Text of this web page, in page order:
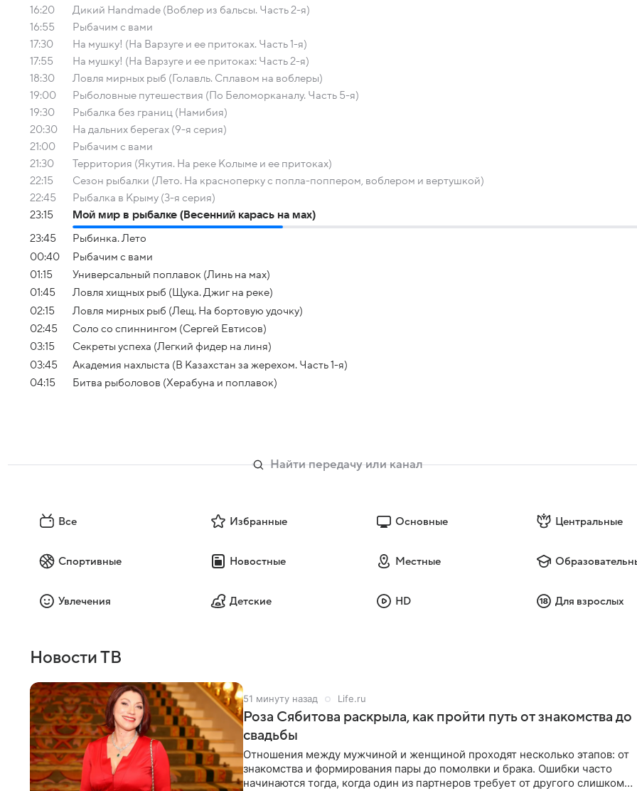
16:20
Дикий Handmade (Воблер из бальсы. Часть 2-я)
16:55
Рыбачим с вами
17:30
На мушку! (На Варзуге и ее притоках. Часть 1-я)
17:55
На мушку! (На Варзуге и ее притоках: Часть 2-я)
18:30
Ловля мирных рыб (Голавль. Сплавом на воблеры)
19:00
Рыболовные путешествия (По Беломорканалу. Часть 5-я)
19:30
Рыбалка без границ (Намибия)
20:30
На дальних берегах (9-я серия)
21:00
Рыбачим с вами
21:30
Территория (Якутия. На реке Колыме и ее притоках)
22:15
Сезон рыбалки (Лето. На красноперку с попла-поппером, воблером и вертушкой)
22:45
Рыбалка в Крыму (3-я серия)
23:15
Мой мир в рыбалке (Весенний карась на мах)
23:45
Рыбинка. Лето
00:40
Рыбачим с вами
01:15
Универсальный поплавок (Линь на мах)
01:45
Ловля хищных рыб (Щука. Джиг на реке)
02:15
Ловля мирных рыб (Лещ. На бортовую удочку)
02:45
Соло со спиннингом (Сергей Евтисов)
03:15
Секреты успеха (Легкий фидер на линя)
03:45
Академия нахлыста (В Казахстан за жерехом. Часть 1-я)
04:15
Битва рыболовов (Херабуна и поплавок)
Все Избранные Основные Центральные
Спортивные Новостные Местные
Увлечения Детские HD Для взрослых
Новости ТВ
51 минуту назад Life.ru
Роза Сябитова раскрыла, как пройти путь от знакомства до
свадьбы
Отношения между мужчиной и женщиной проходят несколько этапов: от
знакомства и формирования пары до помолвки и брака. Ошибки часто
начинаются тогда, когда один из партнеров требует от другого слишком